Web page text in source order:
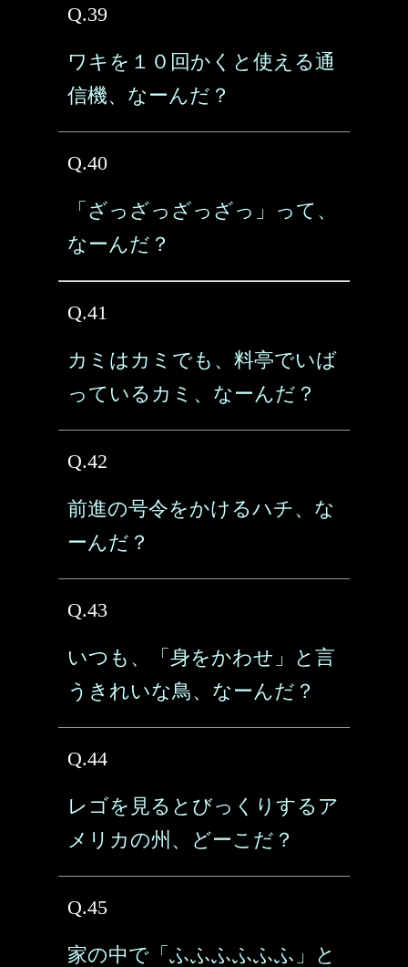
Q.39
ワキを１０回かくと使える通
信機、なーんだ？
Q.40
「ざっざっざっざっ」って、
なーんだ？
Q.41
カミはカミでも、料亭でいば
っているカミ、なーんだ？
Q.42
前進の号令をかけるハチ、な
ーんだ？
Q.43
いつも、「身をかわせ」と言
うきれいな鳥、なーんだ？
Q.44
レゴを見るとびっくりするア
メリカの州、どーこだ？
Q.45
家の中で「ふふふふふふ」と